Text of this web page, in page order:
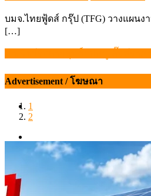
บมจ.ไทยฟู้ดส์ กรุ๊ป (TFG) วางแผนง
[…]
แนะแนว
เรื่อง
Advertisement / โฆษณา
1
2